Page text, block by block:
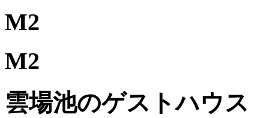
M2
M2
雲場池のゲストハウス